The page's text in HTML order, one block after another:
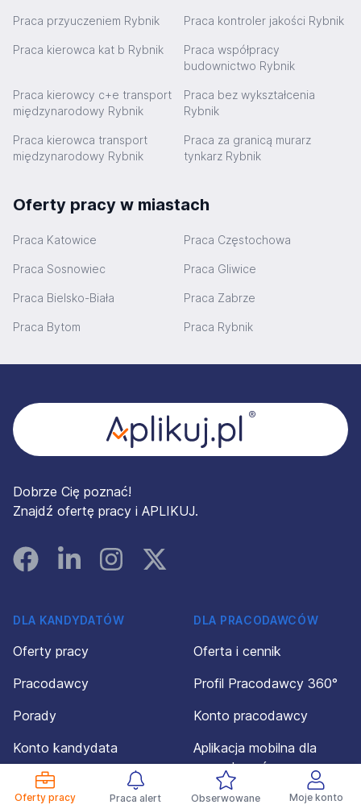
Oferty pracy Praca alert Obserwowane Moje konto
Praca przyuczeniem Rybnik Praca kontroler jakości Rybnik
Praca kierowca kat b Rybnik
Praca współpracy
budownictwo Rybnik
Praca kierowcy c+e transport
międzynarodowy Rybnik
Praca bez wykształcenia
Rybnik
Praca kierowca transport
międzynarodowy Rybnik
Praca za granicą murarz
tynkarz Rybnik
Oferty pracy w miastach
Praca Katowice Praca Częstochowa
Praca Sosnowiec Praca Gliwice
Praca Bielsko-Biała Praca Zabrze
Praca Bytom Praca Rybnik
Dobrze Cię poznać!
Znajdź ofertę pracy i APLIKUJ.
FacebookLinked InInstagramInstagram
DLA KANDYDATÓW
Oferty pracy
Pracodawcy
Porady
Konto kandydata
Regulamin dla
kandydatów
DLA PRACODAWCÓW
Oferta i cennik
Profil Pracodawcy 360°
Konto pracodawcy
Aplikacja mobilna dla
pracodawców
Regulamin dla